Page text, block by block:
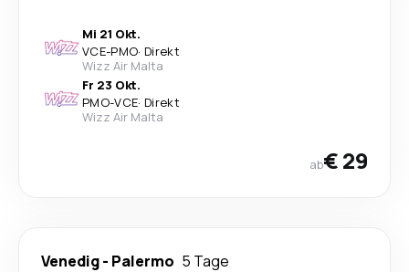
Mi 21 Okt.
VCE-PMO· Direkt
Wizz Air Malta
Fr 23 Okt.
PMO-VCE· Direkt
Wizz Air Malta
ab€ 29
Venedig- Palermo 5 Tage